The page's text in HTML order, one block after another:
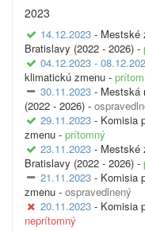
2023
14.12.2023 - Mestské
Bratislavy (2022 - 2026) -
04.12.2023 -
klimatickú zmenu -
30.11.2023 - Mestská
(2022 - 2026) -
29.11.2023 - Komisia
zmenu - prítomný
23.11.2023 - Mestské
Bratislavy (2022 - 2026) -
21.11.2023 - Komisia
zmenu - ospravedlnený
20.11.2023 - Komisia
neprítomný